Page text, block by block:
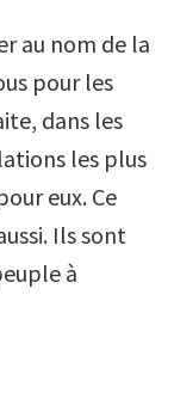
au nom de la
pour les
dans les
les plus
eux. Ce
Ils sont
à